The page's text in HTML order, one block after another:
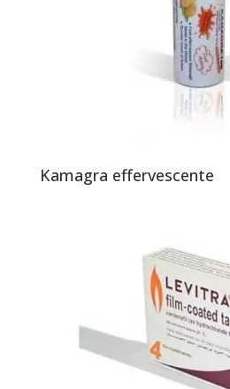
Kamagra effervescente